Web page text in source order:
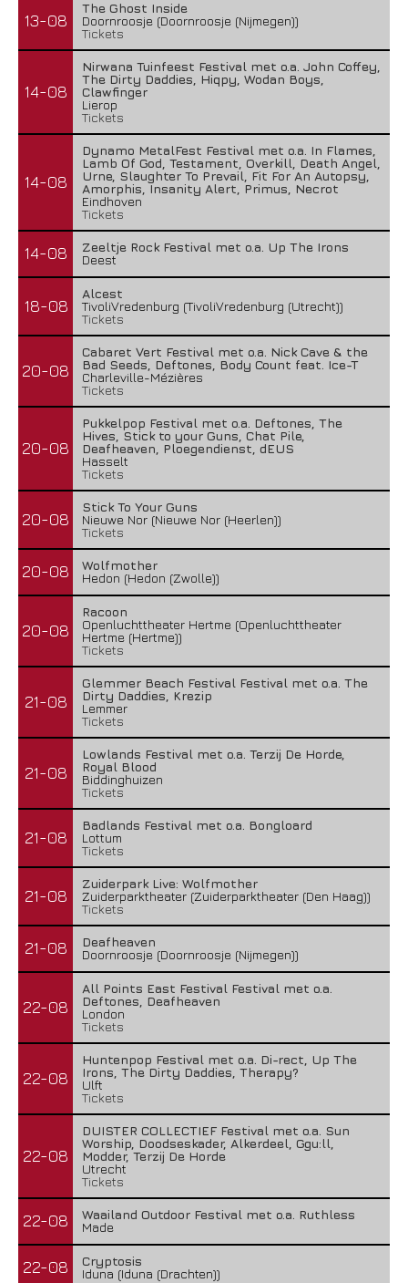
13-08
The Ghost Inside
Doornroosje (Doornroosje (Nijmegen))
Tickets
14-08
Nirwana Tuinfeest Festival met o.a. John Coffey,
The Dirty Daddies, Hiqpy, Wodan Boys,
Clawfinger
Lierop
Tickets
14-08
Dynamo MetalFest Festival met o.a. In Flames,
Lamb Of God, Testament, Overkill, Death Angel,
Urne, Slaughter To Prevail, Fit For An Autopsy,
Amorphis, Insanity Alert, Primus, Necrot
Eindhoven
Tickets
14-08
Zeeltje Rock Festival met o.a. Up The Irons
Deest
18-08
Alcest
TivoliVredenburg (TivoliVredenburg (Utrecht))
Tickets
20-08
Cabaret Vert Festival met o.a. Nick Cave & the
Bad Seeds, Deftones, Body Count feat. Ice-T
Charleville-Mézières
Tickets
20-08
Pukkelpop Festival met o.a. Deftones, The
Hives, Stick to your Guns, Chat Pile,
Deafheaven, Ploegendienst, dEUS
Hasselt
Tickets
20-08
Stick To Your Guns
Nieuwe Nor (Nieuwe Nor (Heerlen))
Tickets
20-08
Wolfmother
Hedon (Hedon (Zwolle))
20-08
Racoon
Openluchttheater Hertme (Openluchttheater
Hertme (Hertme))
Tickets
21-08
Glemmer Beach Festival Festival met o.a. The
Dirty Daddies, Krezip
Lemmer
Tickets
21-08
Lowlands Festival met o.a. Terzij De Horde,
Royal Blood
Biddinghuizen
Tickets
21-08
Badlands Festival met o.a. Bongloard
Lottum
Tickets
21-08
Zuiderpark Live: Wolfmother
Zuiderparktheater (Zuiderparktheater (Den Haag))
Tickets
21-08
Deafheaven
Doornroosje (Doornroosje (Nijmegen))
22-08
All Points East Festival Festival met o.a.
Deftones, Deafheaven
London
Tickets
22-08
Huntenpop Festival met o.a. Di-rect, Up The
Irons, The Dirty Daddies, Therapy?
Ulft
Tickets
22-08
DUISTER COLLECTIEF Festival met o.a. Sun
Worship, Doodseskader, Alkerdeel, Ggu:ll,
Modder, Terzij De Horde
Utrecht
Tickets
22-08
Waailand Outdoor Festival met o.a. Ruthless
Made
22-08
Cryptosis
Iduna (Iduna (Drachten))